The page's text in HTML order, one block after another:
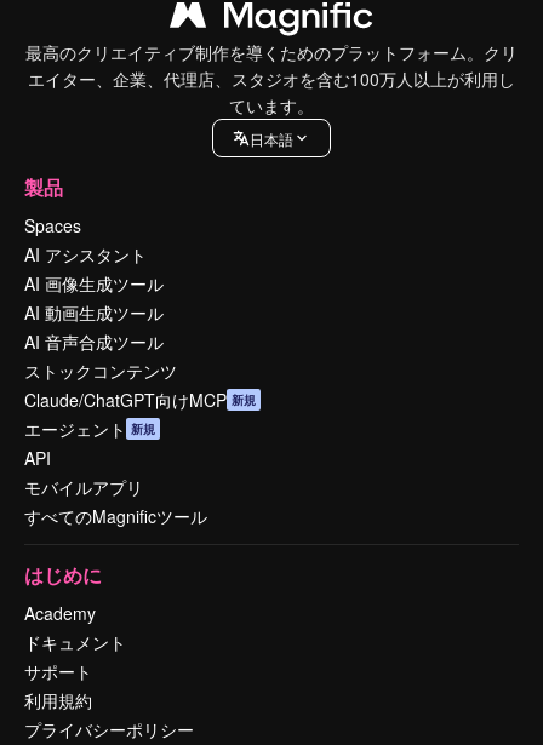
最高のクリエイティブ制作を導くためのプラットフォーム。クリ
エイター、企業、代理店、スタジオを含む100万人以上が利用し
ています。
日本語
製品
Spaces
AI アシスタント
AI 画像生成ツール
AI 動画生成ツール
AI 音声合成ツール
ストックコンテンツ
Claude/ChatGPT向けMCP 新規
エージェント 新規
API
モバイルアプリ
すべてのMagnificツール
はじめに
Academy
ドキュメント
サポート
利用規約
プライバシーポリシー